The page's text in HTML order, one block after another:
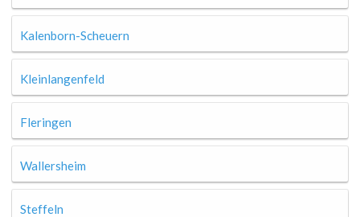
Kalenborn-Scheuern
Kleinlangenfeld
Fleringen
Wallersheim
Steffeln